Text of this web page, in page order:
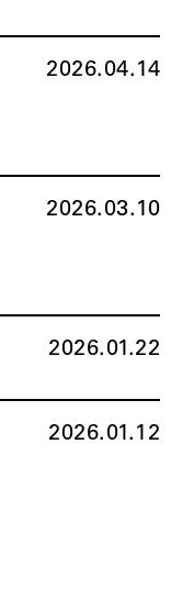
2026.04.14
2026.03.10
2026.01.22
2026.01.12